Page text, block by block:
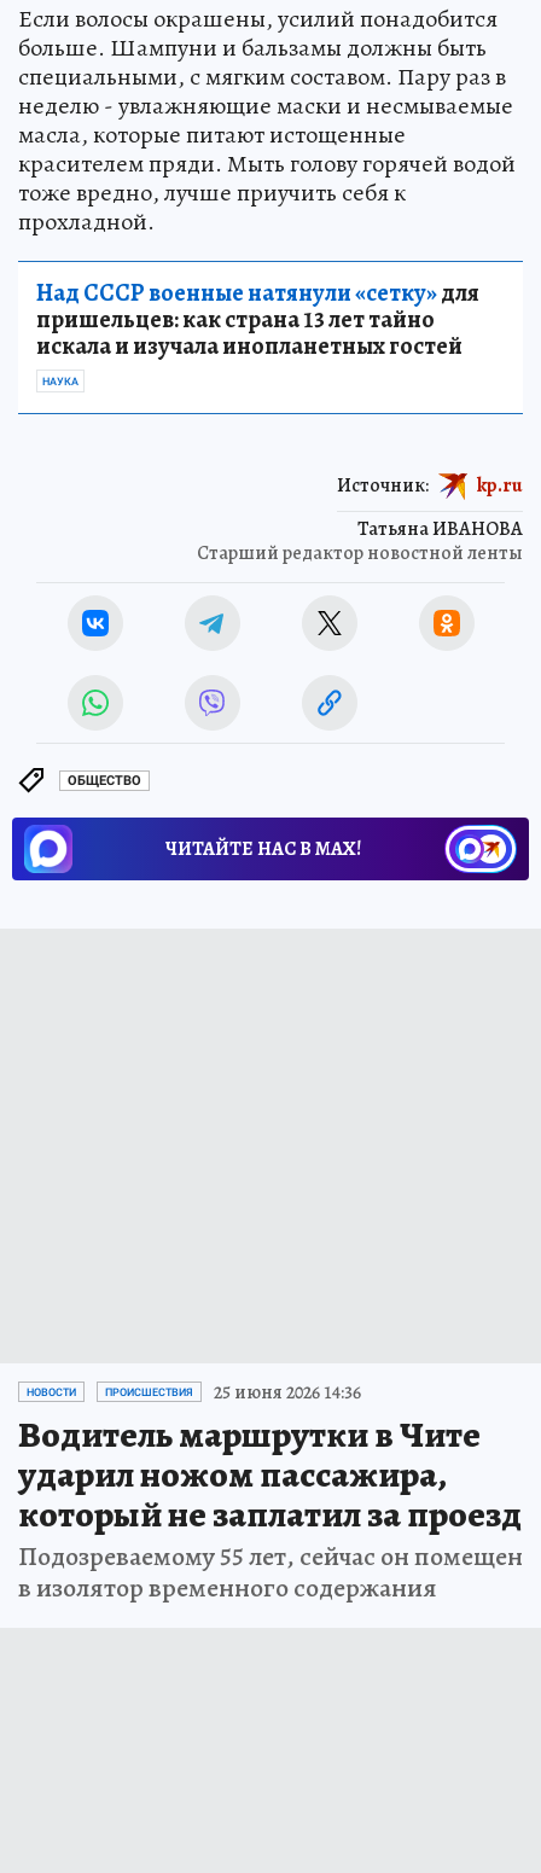
Если волосы окрашены, усилий понадобится
больше. Шампуни и бальзамы должны быть
специальными, с мягким составом. Пару раз в
неделю - увлажняющие маски и несмываемые
масла, которые питают истощенные
красителем пряди. Мыть голову горячей водой
тоже вредно, лучше приучить себя к
прохладной.
Над СССР военные натянули «сетку»для
пришельцев: как страна 13 лет тайно
искала и изучала инопланетных гостей
НАУКА
Татьяна ИВАНОВА
Старший редактор новостной ленты
Источник: kp.ru
ОБЩЕСТВО
ЧИТАЙТЕ НАС В МАХ!
НОВОСТИ ПРОИСШЕСТВИЯ 25 июня 2026 14:36
Водитель маршрутки в Чите
ударил ножом пассажира,
который не заплатил за проезд
Подозреваемому 55 лет, сейчас он помещен
в изолятор временного содержания